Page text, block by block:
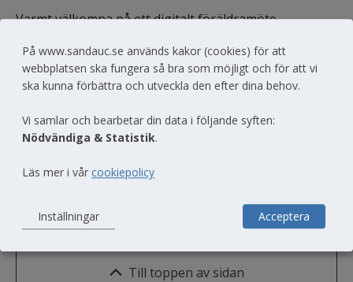
Varmt välkomna på ett digitalt föräldramöte
dig.
Till toppen av sidan
På www.sandauc.se används kakor (cookies) för att
webbplatsen ska fungera så bra som möjligt och för att vi
ska kunna förbättra och utveckla den efter dina behov.
Vi samlar och bearbetar din data i följande syften:
Nödvändiga & Statistik.
Läs mer i vår cookiepolicy
Inställningar Acceptera